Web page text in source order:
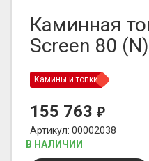
Каминная
Screen 80 (N)
Камины и топки
155 763 ₽
Артикул: 00002038
В НАЛИЧИИ